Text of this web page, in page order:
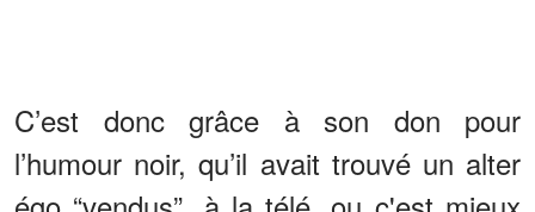
C’est donc grâce à son don pour
l’humour noir, qu’il avait trouvé un alter